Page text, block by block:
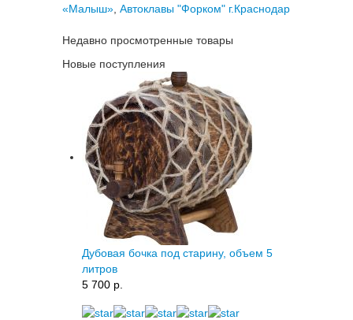
«Малыш» Автоклавы "Форком" г.Краснодар
Недавно просмотренные товары
Новые поступления
Дубовая бочка под старину, объем 5
литров
5 700 p.